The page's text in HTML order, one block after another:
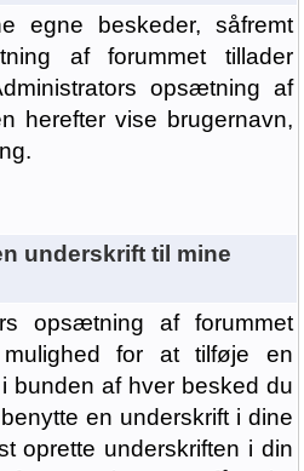
egne beskeder, såfremt
af forummet tillader
opsætning af
herefter vise brugernavn,
underskrift til mine
opsætning af forummet
for at tilføje en
bunden af hver besked du
en underskrift i dine
oprette underskriften i din